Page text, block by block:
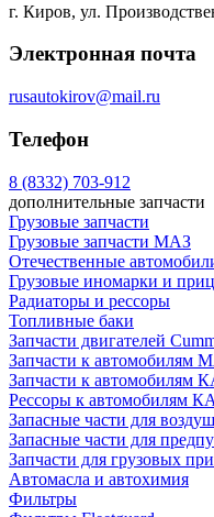
г. Киров, ул.
Электронная почта
rusautokirov@mail.ru
Телефон
8 (8332) 703-912
дополнительные запчасти
Грузовые запчасти
Грузовые запчасти МАЗ
Отечественные
Грузовые иномарки и
Радиаторы и рессоры
Топливные баки
Запчасти двигателей
Запчасти к автомобилям
Запчасти к автомобилям
Рессоры к автомобилям
Запасные части для
Запасные части для
Запчасти для грузовых
Автомасла и автохимия
Фильтры